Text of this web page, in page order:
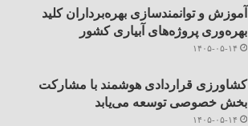
آموزش و توانمندسازی بهره‌برداران کلید
بهره‌وری پروژه‌های آبیاری کشور
۱۴۰۵-۰۵-۱۴
کشاورزی قراردادی هوشمند با مشارکت
بخش خصوصی توسعه می‌یابد
۱۴۰۵-۰۵-۱۴